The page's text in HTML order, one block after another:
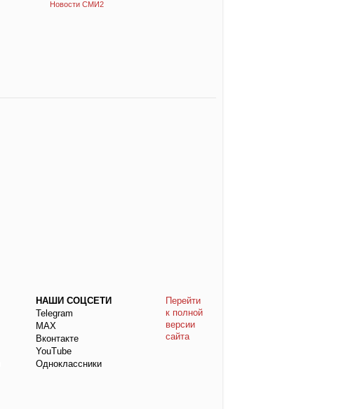
Новости СМИ2
НАШИ СОЦСЕТИ
Telegram
МАХ
Вконтакте
YouTube
Одноклассники
Перейти
к полной
версии
сайта